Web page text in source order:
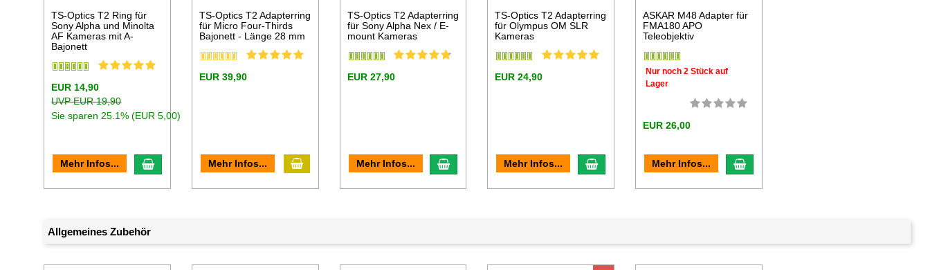
TS-Optics T2 Ring für
Sony Alpha und Minolta
AF Kameras mit A-
Bajonett
EUR 14,90
UVP EUR 19,90
Sie sparen 25.1% (EUR 5,00)
Mehr Infos... In den Warenkorb
TS-Optics T2 Adapterring
für Micro Four-Thirds
Bajonett - Länge 28 mm
EUR 39,90
Mehr Infos... In den Warenkorb
TS-Optics T2 Adapterring
für Sony Alpha Nex / E-
mount Kameras
EUR 27,90
Mehr Infos... In den Warenkorb
TS-Optics T2 Adapterring
für Olympus OM SLR
Kameras
EUR 24,90
Mehr Infos... In den Warenkorb
ASKAR M48 Adapter für
FMA180 APO
Teleobjektiv
Nur noch 2 Stück auf
Lager
EUR 26,00
Mehr Infos... In den Warenkorb
Allgemeines Zubehör